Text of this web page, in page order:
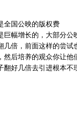
全国公映的版权费
幅增长的，大部分
倍，前面这样的尝
后培养的观众你让
翻好几倍去引进根本不